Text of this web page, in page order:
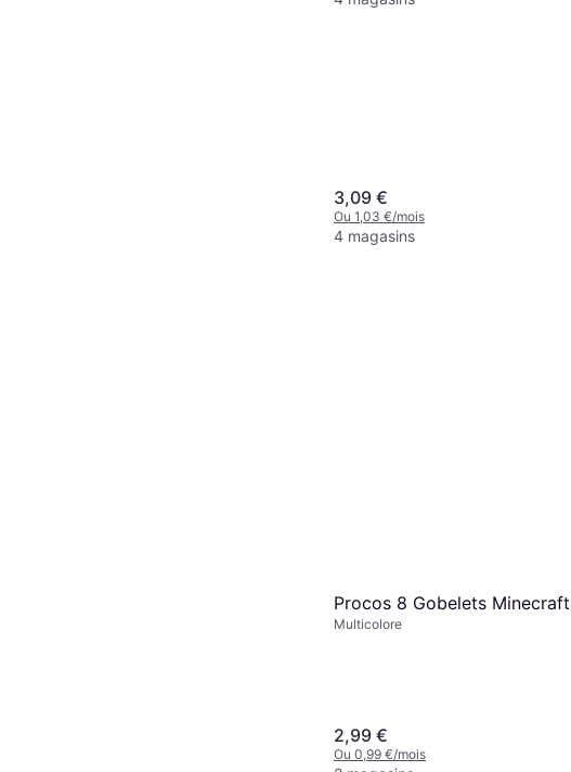
3,09 €
Ou 1,03 €/mois
4 magasins
Procos 8 Gobelets Minecraft
Multicolore
2,99 €
Ou 0,99 €/mois